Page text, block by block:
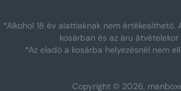
*Alkohol 18 év alattiaknak nem értékesíthető.
kosárban és az áru
*Az eladó a kosárba helyezésnél nem
Copyright © 2026,